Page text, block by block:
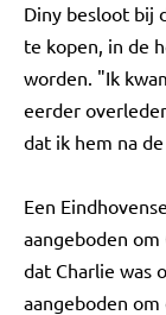
Diny besloot bij
te kopen, in de
worden. "Ik
eerder
dat ik hem na
Een
aangeboden
dat Charlie was
aangeboden